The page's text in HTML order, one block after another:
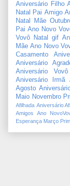
Aniversário Filho
Natal Pai Amigo
Natal Mãe
Pai Ano Novo
Vovô
Natal gif
Mãe Ano Novo
Casamento
Aniversário
Aniversário Vovô
Aniversário Irmã
Agosto
Maio Novembro
Afilhada Aniversário
Amigos
Ano
Esperança Março